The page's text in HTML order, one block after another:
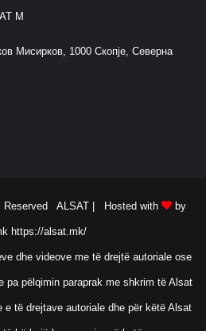
М
Мисирков, 1000 Скопје, Северна
Reserved ALSAT | Hosted with by
https://alsat.mk/
dhe videove me të drejtë autoriale ose
pa pëlqimin paraprak me shkrim të Alsat
të drejtave autoriale dhe për këtë Alsat